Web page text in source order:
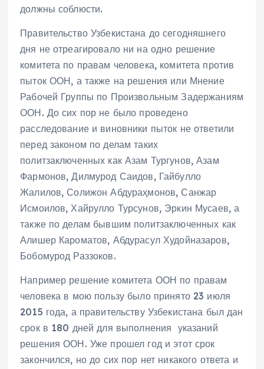
должны соблюсти.
Правительство Узбекистана до сегодняшнего
дня не отреагировало ни на одно решение
комитета по правам человека, комитета против
пыток ООН, а также на решения или Мнение
Рабочей Группы по Произвольным Задержаниям
ООН. До сих пор не было проведено
расследование и виновники пыток не ответили
перед законом по делам таких
политзаключенных как Азам Тургунов, Азам
Фармонов, Дилмурод Саидов, Гайбулло
Жалилов, Солижон Абдураҳмонов, Санжар
Исмоилов, Хайрулло Турсунов, Эркин Мусаев, а
также по делам бывшим политзаключенных как
Алишер Кароматов, Абдурасул Худойназаров,
Бобомурод Раззоков.
Например решение комитета ООН по правам
человека в мою пользу было принято 23 июля
2015 года, а правительству Узбекистана был дан
срок в 180 дней для выполнения указаний
решения ООН. Уже прошел год и этот срок
закончился, но до сих пор нет никакого ответа и